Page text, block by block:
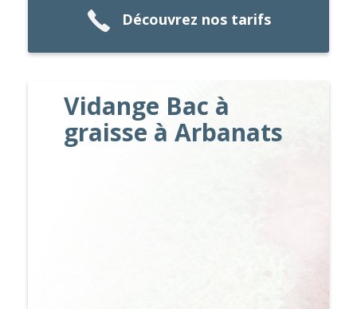
Découvrez nos tarifs
Vidange Bac à
graisse à Arbanats